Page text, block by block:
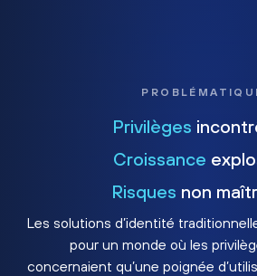
Privilèges
Croissance
Risques non
Les solutions d’identité
pour un monde où les
concernaient qu’une poignée